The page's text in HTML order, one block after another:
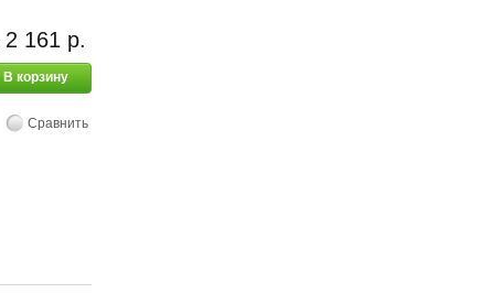
2 161 р.
В корзину
Сравнить